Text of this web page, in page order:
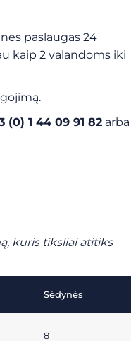
paslaugas 24
kaip 2 valandoms iki
(0) 1 44 09 91 82 arba
kuris tiksliai atitiks
Sėdynės
8